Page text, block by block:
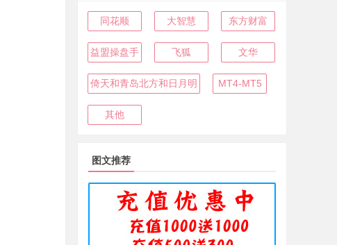
同花顺 大智慧 东方财富
益盟操盘手 飞狐 文华
倚天和青岛北方和日月明 MT4-MT5
其他
图文推荐